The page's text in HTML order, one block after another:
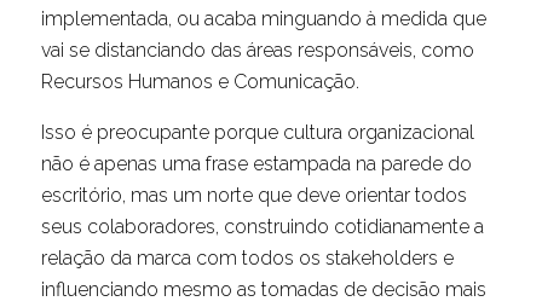
implementada, ou acaba minguando à medida que
vai se distanciando das áreas responsáveis, como
Recursos Humanos e Comunicação.
Isso é preocupante porque cultura organizacional
não é apenas uma frase estampada na parede do
escritório, mas um norte que deve orientar todos
seus colaboradores, construindo cotidianamente a
relação da marca com todos os stakeholders e
influenciando mesmo as tomadas de decisão mais